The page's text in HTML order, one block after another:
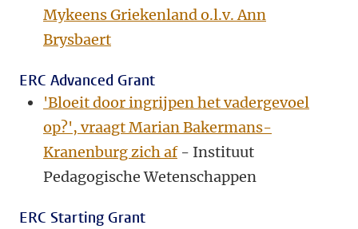
Mykeens Griekenland o.l.v. Ann
Brysbaert
ERC Advanced Grant
'Bloeit door ingrijpen het vadergevoel
op?', vraagt Marian Bakermans-
Kranenburg zich af- Instituut
Pedagogische Wetenschappen
ERC Starting Grant